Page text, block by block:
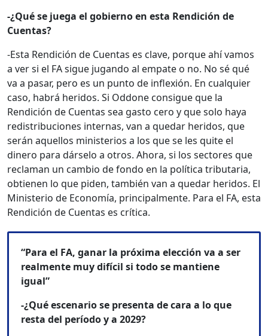
-¿Qué se juega el gobierno en esta Rendición de
Cuentas?
-Esta Rendición de Cuentas es clave, porque ahí vamos
a ver si el FA sigue jugando al empate o no. No sé qué
va a pasar, pero es un punto de inflexión. En cualquier
caso, habrá heridos. Si Oddone consigue que la
Rendición de Cuentas sea gasto cero y que solo haya
redistribuciones internas, van a quedar heridos, que
serán aquellos ministerios a los que se les quite el
dinero para dárselo a otros. Ahora, si los sectores que
reclaman un cambio de fondo en la política tributaria,
obtienen lo que piden, también van a quedar heridos. El
Ministerio de Economía, principalmente. Para el FA, esta
Rendición de Cuentas es crítica.
“Para el FA, ganar la próxima elección va a ser
realmente muy difícil si todo se mantiene
igual”
-¿Qué escenario se presenta de cara a lo que
resta del período y a 2029?